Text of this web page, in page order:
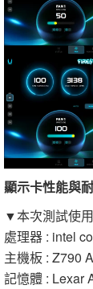
顯示卡性能與
▼本次測試使
處理器 : intel
主機板 : Z790
記憶體 : Lexar